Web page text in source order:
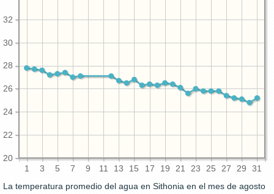
1 3 5 7 9 11 13 15 17 19 21 23 25 27 29 31
20
22
24
26
28
30
32
La temperatura promedio del agua en Sithonia en el mes de agosto